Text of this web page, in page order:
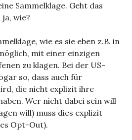
Sammelklage. Geht das
wie?
wie es sie eben z.B. in
mit einer einzigen
zu klagen. Bei der US-
so, dass auch für
die nicht explizit ihre
Wer nicht dabei sein will
will) muss dies explizit
Opt-Out).